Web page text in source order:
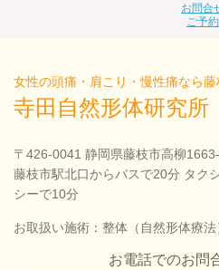
お問合
ご予約
女性の頭痛・肩こり・慢性痛なら
寺田自然形体研究所
〒426-0041 静岡県藤枝市高柳
藤枝市駅北口からバスで20分 タク
シーで10分
お取扱い施術：整体（自然形体療法
お電話でのお問